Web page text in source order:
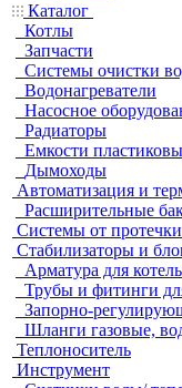
Каталог
Котлы
Запчасти
Системы очистки
Водонагреватели
Насосное
Радиаторы
Емкости
Дымоходы
Автоматизация и
Расширительные
Системы от
Стабилизаторы и
Арматура для
Трубы и фитинги
Запорно-
Шланги газовые,
Теплоноситель
Инструмент